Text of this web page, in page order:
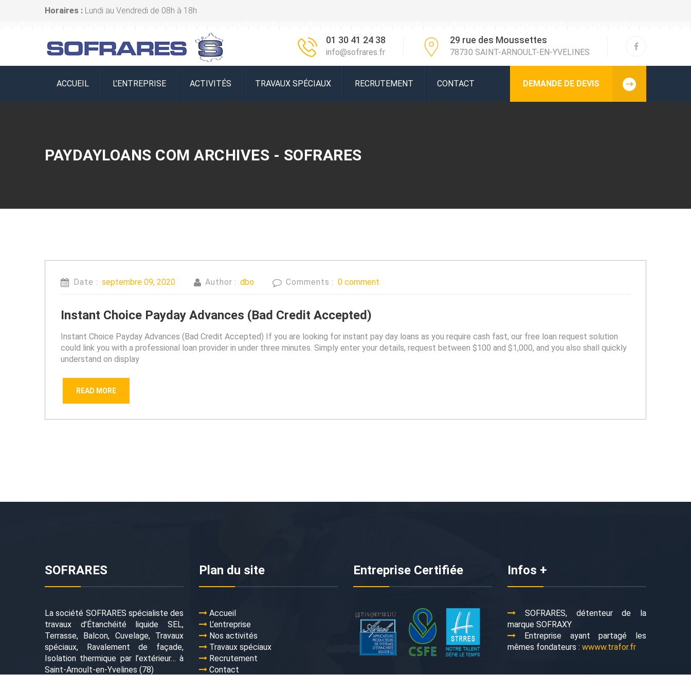
Horaires : Lundi au Vendredi de 08h à 18h
01 30 41 24 38
info@sofrares.fr
29 rue des Moussettes
78730 SAINT-ARNOULT-EN-YVELINES
ACCUEIL L’ENTREPRISE ACTIVITÉS TRAVAUX SPÉCIAUX RECRUTEMENT CONTACT DEMANDE DE DEVIS
PAYDAYLOANS COM ARCHIVES - SOFRARES
Date : septembre 09, 2020 Author : dbo Comments : 0 comment
Instant Choice Payday Advances (Bad Credit Accepted)
Instant Choice Payday Advances (Bad Credit Accepted) If you are looking for instant pay day loans as you require cash fast, our free loan request solution
could link you with a professional loan provider in under three minutes. Simply enter your details, request between $100 and $1,000, and you also shall quickly
understand on display
READ MORE
SOFRARES
La société SOFRARES spécialiste des
travaux d’Étanchéité liquide SEL,
Terrasse, Balcon, Cuvelage, Travaux
spéciaux, Ravalement de façade,
Isolation thermique par l’extérieur… à
Saint-Arnoult-en-Yvelines (78)
Plan du site
Accueil
L’entreprise
Nos activités
Travaux spéciaux
Recrutement
Contact
Entreprise Certifiée Infos +
SOFRARES, détenteur de la
marque SOFRAXY
Entreprise ayant partagé les
mêmes fondateurs : wwww.trafor.fr